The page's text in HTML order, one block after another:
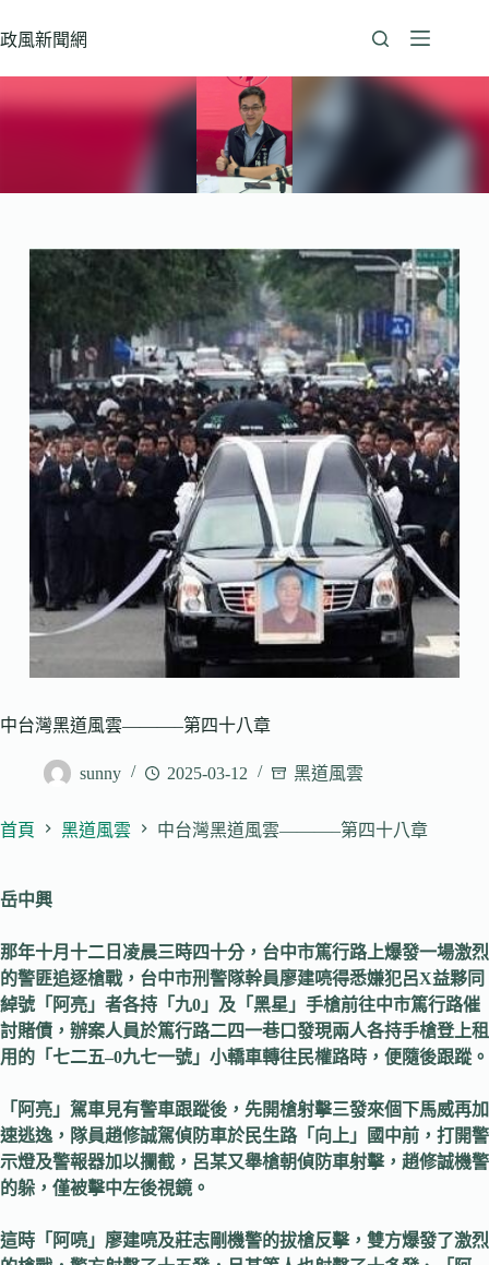
至
政風新聞網
中台灣黑道風雲———–第四十八章
sunny 2025-03-12 黑道風雲
首頁 黑道風雲 中台灣黑道風雲———–第四十八章
岳中興
那年十月十二日凌晨三時四十分，台中市篤行路上爆發一場激烈
的警匪追逐槍戰，台中市刑警隊幹員廖建喨得悉嫌犯呂X益夥同
綽號「阿亮」者各持「九0 」及「黑星」手槍前往中市篤行路催
討賭債，辦案人員於篤行路二四一巷口發現兩人各持手槍登上租
用的「七二五–0九七一號」小轎車轉往民權路時，便隨後跟蹤。
「阿亮」駕車見有警車跟蹤後，先開槍射擊三發來個下馬威再加
速逃逸，隊員趙修誠駕偵防車於民生路「向上」國中前，打開警
示燈及警報器加以攔截，呂某又舉槍朝偵防車射擊，趙修誠機警
的躲，僅被擊中左後視鏡。
這時「阿喨」廖建喨及莊志剛機警的拔槍反擊，雙方爆發了激烈